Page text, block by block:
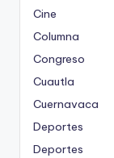
Cine
Columna
Congreso
Cuautla
Cuernavaca
Deportes
Deportes